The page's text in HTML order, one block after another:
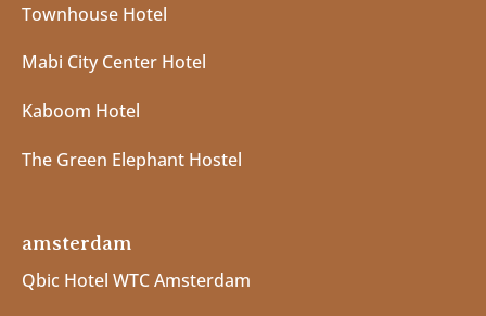
Townhouse Hotel
Mabi City Center Hotel
Kaboom Hotel
The Green Elephant Hostel
amsterdam
Qbic Hotel WTC Amsterdam